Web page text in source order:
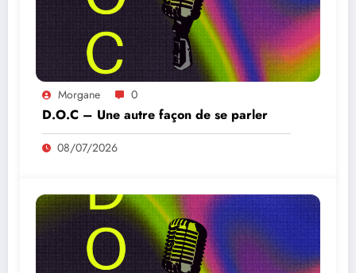
Morgane 0
D.O.C – Une autre façon de se parler
08/07/2026